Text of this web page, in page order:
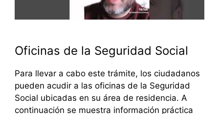
Oficinas de la Seguridad Social
Para llevar a cabo este trámite, los ciudadanos
pueden acudir a las oficinas de la Seguridad
Social ubicadas en su área de residencia. A
continuación se muestra información práctica